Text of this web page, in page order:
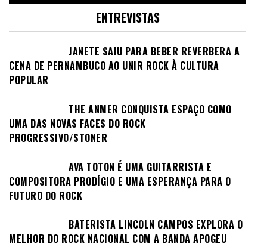
ENTREVISTAS
JANETE SAIU PARA BEBER REVERBERA A
CENA DE PERNAMBUCO AO UNIR ROCK À CULTURA
POPULAR
THE ANMER CONQUISTA ESPAÇO COMO
UMA DAS NOVAS FACES DO ROCK
PROGRESSIVO/STONER
AVA TOTON É UMA GUITARRISTA E
COMPOSITORA PRODÍGIO E UMA ESPERANÇA PARA O
FUTURO DO ROCK
BATERISTA LINCOLN CAMPOS EXPLORA O
MELHOR DO ROCK NACIONAL COM A BANDA APOGEU